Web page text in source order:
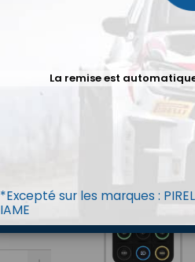
La remise est
*Excepté sur les marques :
IAME